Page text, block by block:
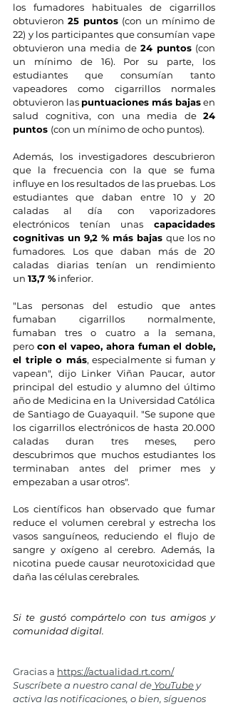
los fumadores habituales de cigarrillos
obtuvieron 25 puntos (con un mínimo de
22) y los participantes que consumían vape
obtuvieron una media de 24 puntos (con
un mínimo de 16). Por su parte, los
estudiantes que consumían tanto
vapeadores como cigarrillos normales
obtuvieron las puntuaciones más bajas en
salud cognitiva, con una media de 24
puntos (con un mínimo de ocho puntos).
Además, los investigadores descubrieron
que la frecuencia con la que se fuma
influye en los resultados de las pruebas. Los
estudiantes que daban entre 10 y 20
caladas al día con vaporizadores
electrónicos tenían unas capacidades
cognitivas un 9,2 % más bajas que los no
fumadores. Los que daban más de 20
caladas diarias tenían un rendimiento
un 13,7 % inferior.
"Las personas del estudio que antes
fumaban cigarrillos normalmente,
fumaban tres o cuatro a la semana,
pero con el vapeo, ahora fuman el doble,
el triple o más, especialmente si fuman y
vapean", dijo Linker Viñan Paucar, autor
principal del estudio y alumno del último
año de Medicina en la Universidad Católica
de Santiago de Guayaquil. "Se supone que
los cigarrillos electrónicos de hasta 20.000
caladas duran tres meses, pero
descubrimos que muchos estudiantes los
terminaban antes del primer mes y
empezaban a usar otros".
Los científicos han observado que fumar
reduce el volumen cerebral y estrecha los
vasos sanguíneos, reduciendo el flujo de
sangre y oxígeno al cerebro. Además, la
nicotina puede causar neurotoxicidad que
daña las células cerebrales.
Si te gustó compártelo con tus amigos y
comunidad digital.
Gracias a https://actualidad.rt.com/
Suscríbete a nuestro canal de YouTube y
activa las notificaciones, o bien, síguenos